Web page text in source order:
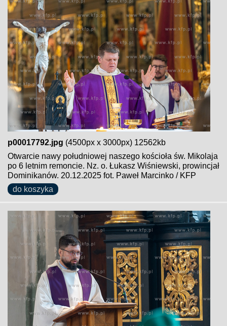
p00017792.jpg (4500px x 3000px) 12562kb
Otwarcie nawy południowej naszego kościoła św. Mikolaja
po 6 letnim remoncie. Nz. o. Łukasz Wiśniewski, prowincjał
Dominikanów. 20.12.2025 fot. Paweł Marcinko / KFP
do koszyka